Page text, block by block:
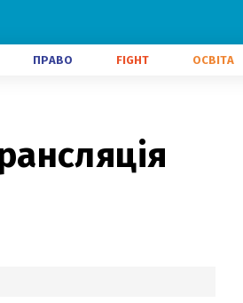
ПРАВО FIGHT ОСВІТА